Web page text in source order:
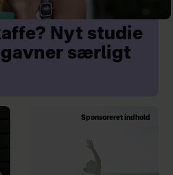
Nyt studie
gavner særligt
Sponsoreret indhold